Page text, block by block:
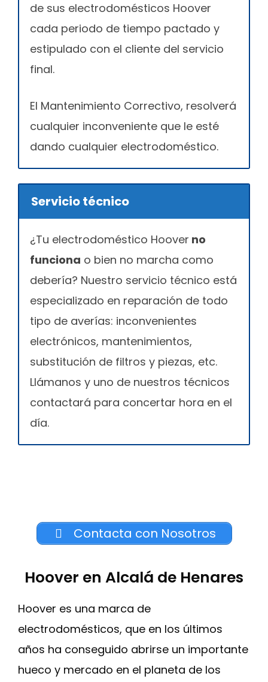
de sus electrodomésticos Hoover
cada periodo de tiempo pactado y
estipulado con el cliente del servicio
final.
El Mantenimiento Correctivo, resolverá
cualquier inconveniente que le esté
dando cualquier electrodoméstico.
Servicio técnico
¿Tu electrodoméstico Hoover no
funciona o bien no marcha como
debería? Nuestro servicio técnico está
especializado en reparación de todo
tipo de averías: inconvenientes
electrónicos, mantenimientos,
substitución de filtros y piezas, etc.
Llámanos y uno de nuestros técnicos
contactará para concertar hora en el
día.
Contacta con Nosotros
Hoover en Alcalá de Henares
Hoover es una marca de
electrodomésticos, que en los últimos
años ha conseguido abrirse un importante
hueco y mercado en el planeta de los